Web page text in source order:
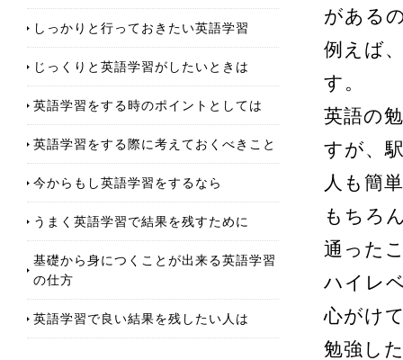
がある
例えば
す。
英語の
すが、
人も簡
もちろ
通った
ハイレ
心がけ
勉強し
しっかりと行っておきたい英語学習
じっくりと英語学習がしたいときは
英語学習をする時のポイントとしては
英語学習をする際に考えておくべきこと
今からもし英語学習をするなら
うまく英語学習で結果を残すために
基礎から身につくことが出来る英語学習
の仕方
英語学習で良い結果を残したい人は